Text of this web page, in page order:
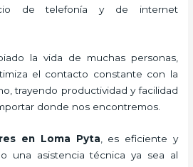
de telefonía y de internet
la vida de muchas personas,
el contacto constante con la
trayendo productividad y facilidad
donde nos encontremos.
en Loma Pyta , es eficiente y
una asistencia técnica ya sea al